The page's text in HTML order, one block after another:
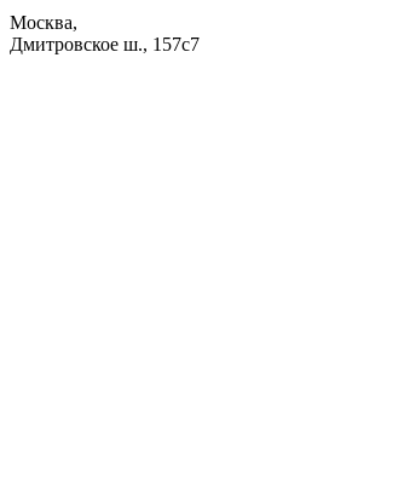
Москва,
Дмитровское ш., 157с7